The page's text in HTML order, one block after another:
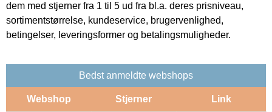
dem med stjerner fra 1 til 5 ud fra bl.a. deres prisniveau,
sortimentstørrelse, kundeservice, brugervenlighed,
betingelser, leveringsformer og betalingsmuligheder.
Bedst anmeldte webshops
Webshop Stjerner Link